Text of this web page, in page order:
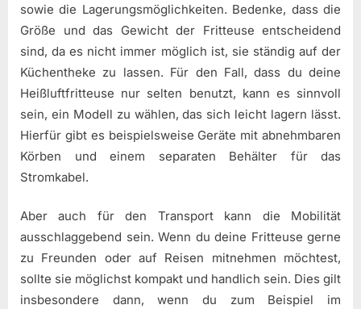
sowie die Lagerungsmöglichkeiten. Bedenke, dass die
Größe und das Gewicht der Fritteuse entscheidend
sind, da es nicht immer möglich ist, sie ständig auf der
Küchentheke zu lassen. Für den Fall, dass du deine
Heißluftfritteuse nur selten benutzt, kann es sinnvoll
sein, ein Modell zu wählen, das sich leicht lagern lässt.
Hierfür gibt es beispielsweise Geräte mit abnehmbaren
Körben und einem separaten Behälter für das
Stromkabel.
Aber auch für den Transport kann die Mobilität
ausschlaggebend sein. Wenn du deine Fritteuse gerne
zu Freunden oder auf Reisen mitnehmen möchtest,
sollte sie möglichst kompakt und handlich sein. Dies gilt
insbesondere dann, wenn du zum Beispiel im